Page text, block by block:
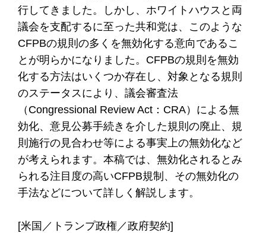
行してきました。しかし、ホワイトハウスと両
議会を支配するに至った共和党は、このような
CFPBの規則の多くを無効化する意向であるこ
とが明らかになりました。CFPBの規則を無効
化する方法はいくつか存在し、対象となる規則
のステータスにより、議会審査法
（Congressional Review Act：CRA）による無
効化、意見公募手続きを介した規則の廃止、規
則施行の見合わせ等による事実上の無効化など
が考えられます。本稿では、無効化されるとみ
られる注目度の高いCFPB規制、その無効化の
手法などについて詳しく解説します。
[米国／トランプ政権／政府契約]